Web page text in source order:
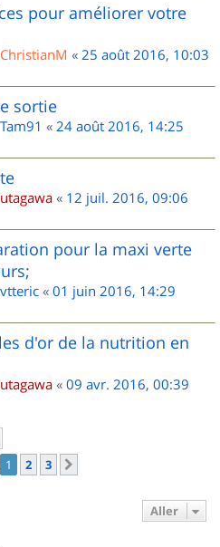
pour améliorer votre
ChristianM « 25 août 2016, 10:03
sortie
Tam91 « 24 août 2016, 14:25
utagawa « 12 juil. 2016, 09:06
pour la maxi verte
vtteric « 01 juin 2016, 14:29
d'or de la nutrition en
utagawa « 09 avr. 2016, 00:39
1 2 3
Aller